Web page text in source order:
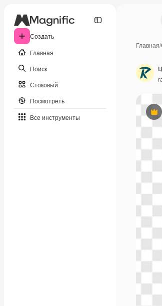
Создать
Главная
Поиск
Стоковый
Посмотреть
Все инструменты
Главная/